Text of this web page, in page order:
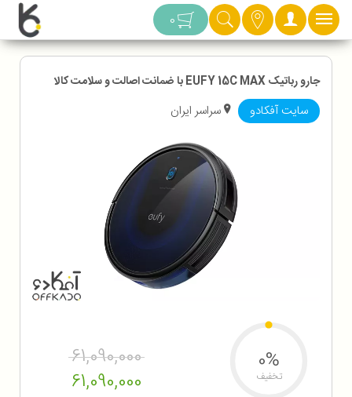
دسته بندی 0
جارو رباتیک EUFY 15C MAX با ضمانت اصالت و سلامت کالا
سایت آفکادو سراسر ایران
61,090,000
61,090,000
0%
تخفیف